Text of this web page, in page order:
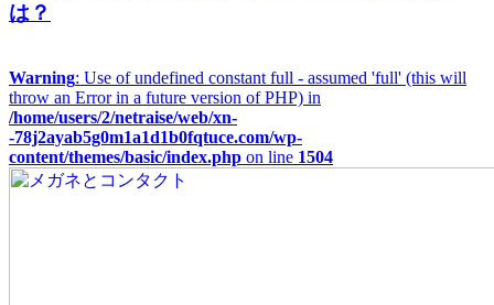
は？
Warning: Use of undefined constant full - assumed 'full' (this will
throw an Error in a future version of PHP) in
/home/users/2/netraise/web/xn-
-78j2ayab5g0m1a1d1b0fqtuce.com/wp-
content/themes/basic/index.php on line 1504